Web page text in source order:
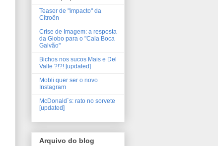
Teaser de "impacto" da
Citroën
Crise de Imagem: a resposta
da Globo para o "Cala Boca
Galvão"
Bichos nos sucos Mais e Del
Valle ?!?! [updated]
Mobli quer ser o novo
Instagram
McDonald´s: rato no sorvete
[updated]
Arquivo do blog